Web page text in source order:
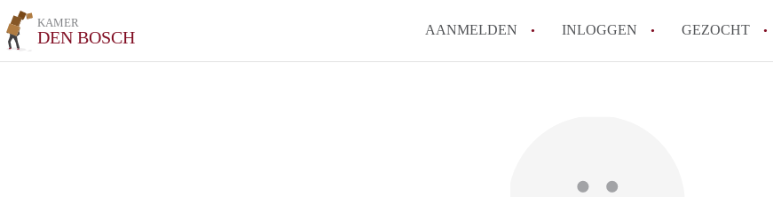
KAMER
DEN BOSCH AANMELDEN INLOGGEN GEZOCHT